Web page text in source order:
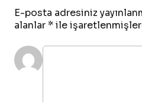
E-posta adresiniz
alanlar*ile